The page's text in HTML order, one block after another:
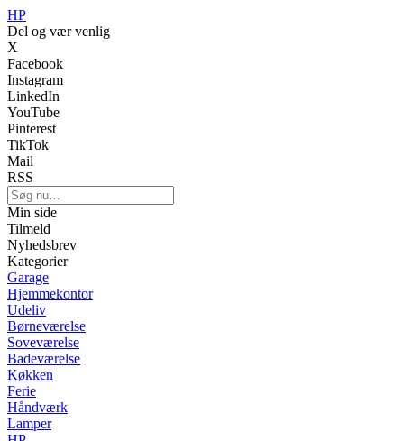
HP
Del og vær venlig
X
Facebook
Instagram
LinkedIn
YouTube
Pinterest
TikTok
Mail
RSS
Min side
Tilmeld
Nyhedsbrev
Kategorier
Garage
Hjemmekontor
Udeliv
Børneværelse
Soveværelse
Badeværelse
Køkken
Ferie
Håndværk
Lamper